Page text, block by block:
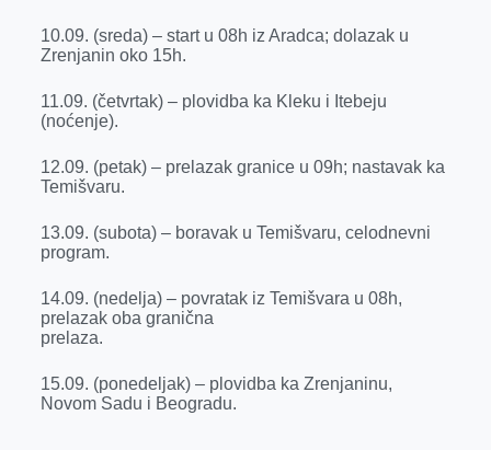
10.09. (sreda) – start u 08h iz Aradca; dolazak u
Zrenjanin oko 15h.
11.09. (četvrtak) – plovidba ka Kleku i Itebeju
(noćenje).
12.09. (petak) – prelazak granice u 09h; nastavak ka
Temišvaru.
13.09. (subota) – boravak u Temišvaru, celodnevni
program.
14.09. (nedelja) – povratak iz Temišvara u 08h,
prelazak oba granična
prelaza.
15.09. (ponedeljak) – plovidba ka Zrenjaninu,
Novom Sadu i Beogradu.